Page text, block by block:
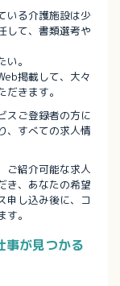
いる介護施設は少
して、書類選考や
。
掲載して、大々
きます。
スご登録者の方に
、すべての求人情
ご紹介可能な求人
き、あなたの希望
申し込み後に、コ
。
事が見つかる